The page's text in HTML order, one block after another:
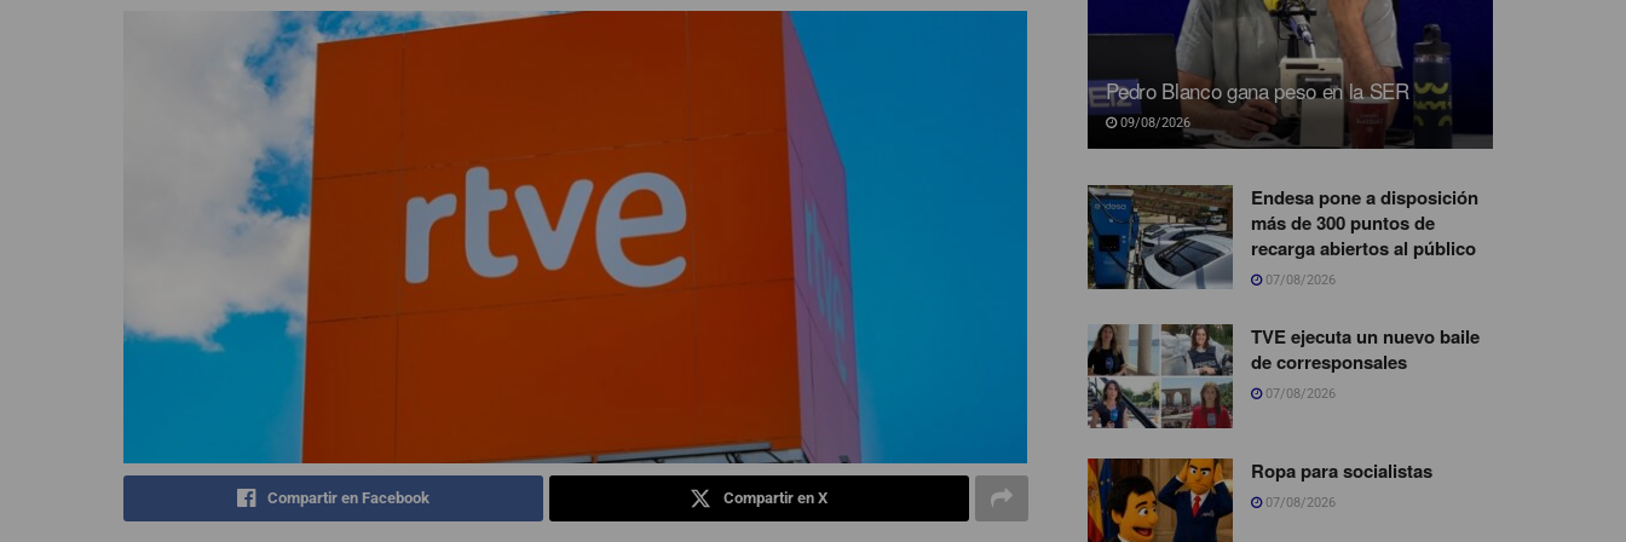
Compartir en Facebook Compartir en X
Pedro Blanco gana peso en la SER
09/08/2026
Endesa pone a disposición
más de 300 puntos de
recarga abiertos al público
07/08/2026
TVE ejecuta un nuevo baile
de corresponsales
07/08/2026
Ropa para socialistas
07/08/2026